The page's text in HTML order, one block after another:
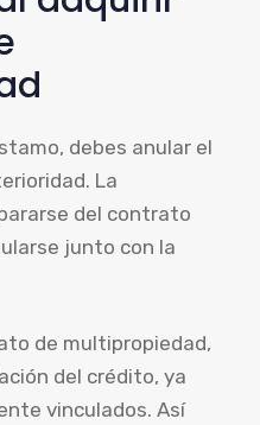
debes anular el
La
del contrato
junto con la
de multipropiedad,
del crédito, ya
vinculados. Así